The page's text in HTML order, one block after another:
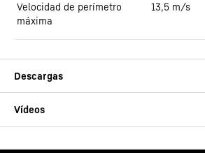
Velocidad de perímetro
máxima
13,5 m/s
Folleto mezcladoras